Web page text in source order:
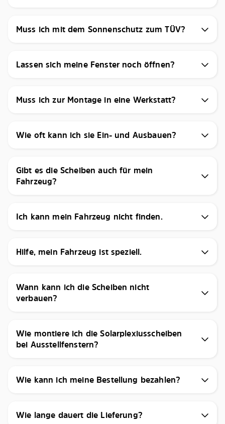
Muss ich mit dem Sonnenschutz zum TÜV?
Lassen sich meine Fenster noch öffnen?
Muss ich zur Montage in eine Werkstatt?
Wie oft kann ich sie Ein- und Ausbauen?
Gibt es die Scheiben auch für mein
Fahrzeug?
Ich kann mein Fahrzeug nicht finden.
Hilfe, mein Fahrzeug ist speziell.
Wann kann ich die Scheiben nicht
verbauen?
Wie montiere ich die Solarplexiusscheiben
bei Ausstellfenstern?
Wie kann ich meine Bestellung bezahlen?
Wie lange dauert die Lieferung?